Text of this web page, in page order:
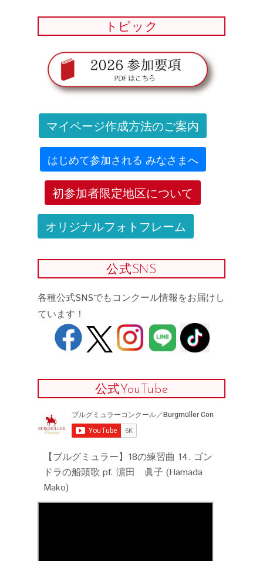
トピック
マイページ作成方法のご案内
はじめて参加される みなさまへ
初参加者限定地区について
オリジナルフォトフレーム
公式SNS
各種公式SNSでもコンクール情報をお届けし
ています！
公式YouTube
【ブルグミュラー】18の練習曲 14. ゴン
ドラの船頭歌 pf. 濵田 眞子 (Hamada
Mako)